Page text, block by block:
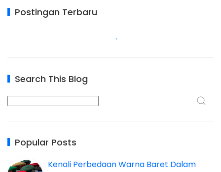
Postingan Terbaru
Search This Blog
Popular Posts
Kenali Perbedaan Warna Baret Dalam